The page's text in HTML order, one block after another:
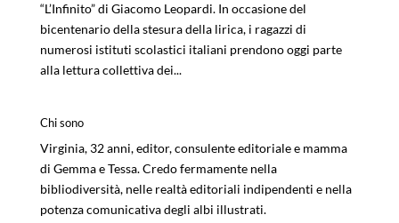
“L’Infinito” di Giacomo Leopardi. In occasione del
bicentenario della stesura della lirica, i ragazzi di
numerosi istituti scolastici italiani prendono oggi parte
alla lettura collettiva dei...
Chi sono
Virginia, 32 anni, editor, consulente editoriale e mamma
di Gemma e Tessa. Credo fermamente nella
bibliodiversità, nelle realtà editoriali indipendenti e nella
potenza comunicativa degli albi illustrati.